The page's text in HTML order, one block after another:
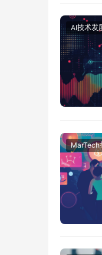
AI技术发
MarTech